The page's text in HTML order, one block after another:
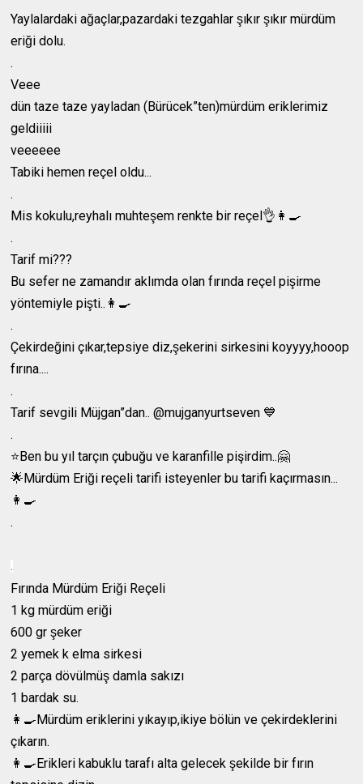
Yaylalardaki ağaçlar,pazardaki tezgahlar şıkır şıkır mürdüm
eriği dolu.
.
Veee
dün taze taze yayladan (Bürücek”ten)mürdüm eriklerimiz
geldiiiii
veeeeee
Tabiki hemen reçel oldu...
.
Mis kokulu,reyhalı muhteşem renkte bir reçel👌👩‍🍳
.
Tarif mi???
Bu sefer ne zamandır aklımda olan fırında reçel pişirme
yöntemiyle pişti..👩‍🍳
.
Çekirdeğini çıkar,tepsiye diz,şekerini sirkesini koyyyy,hooop
fırına....
.
Tarif sevgili Müjgan”dan.. @mujganyurtseven 💙
.
⭐️Ben bu yıl tarçın çubuğu ve karanfille pişirdim..🤗
🌟Mürdüm Eriği reçeli tarifi isteyenler bu tarifi kaçırmasın...
👩‍🍳
.
Fırında Mürdüm Eriği Reçeli
1 kg mürdüm eriği
600 gr şeker
2 yemek k elma sirkesi
2 parça dövülmüş damla sakızı
1 bardak su.
👩‍🍳Mürdüm eriklerini yıkayıp,ikiye bölün ve çekirdeklerini
çıkarın.
👩‍🍳Erikleri kabuklu tarafı alta gelecek şekilde bir fırın